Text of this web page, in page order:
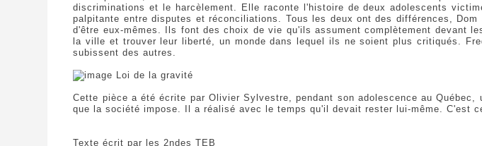
discriminations et le harcèlement. Elle raconte l'histoire de deux adolescents
palpitante entre disputes et réconciliations. Tous les deux ont des différences,
d'être eux-mêmes. Ils font des choix de vie qu'ils assument complètement devant
la ville et trouver leur liberté, un monde dans lequel ils ne soient plus critiqués.
subissent des autres.
Cette pièce a été écrite par Olivier Sylvestre, pendant son adolescence au
que la société impose. Il a réalisé avec le temps qu'il devait rester lui-même. C'est
Texte écrit par les 2ndes TEB